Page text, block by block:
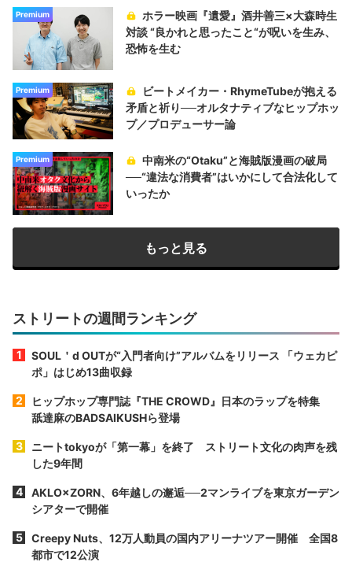
Premium
ホラー映画『遺愛』酒井善三×大森時生
対談 “良かれと思ったこと“が呪いを生み、
恐怖を生む
Premium
ビートメイカー・RhymeTubeが抱える
矛盾と祈り──オルタナティブなヒップホッ
プ／プロデューサー論
Premium
中南米の“Otaku”と海賊版漫画の破局
──“違法な消費者”はいかにして合法化して
いったか
もっと見る
ストリートの週間ランキング
SOUL＇d OUTが“入門者向け”アルバムをリリース 「ウェカピ
ポ」はじめ13曲収録
ヒップホップ専門誌『THE CROWD』日本のラップを特集
舐達麻のBADSAIKUSHら登場
ニートtokyoが「第一幕」を終了 ストリート文化の肉声を残
した9年間
AKLO×ZORN、6年越しの邂逅──2マンライブを東京ガーデン
シアターで開催
Creepy Nuts、12万人動員の国内アリーナツアー開催 全国8
都市で12公演